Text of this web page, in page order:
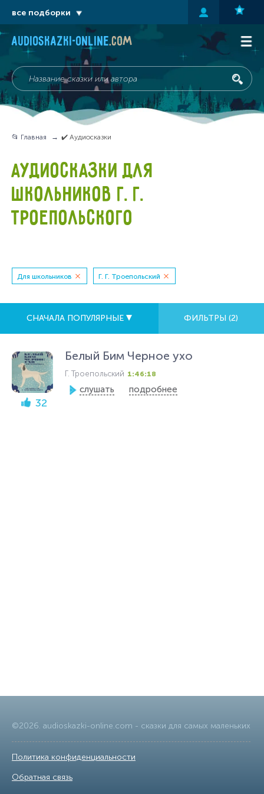
audioskazki-online.com
📂 Главная ✔️ Аудиосказки
АУДИОСКАЗКИ ДЛЯ
ШКОЛЬНИКОВ Г. Г.
ТРОЕПОЛЬСКОГО
Для школьников Г. Г. Троепольский
СНАЧАЛА ПОПУЛЯРНЫЕ ФИЛЬТРЫ (2)
32
Белый Бим Черное ухо
Г. Троепольский 1:46:18
слушать подробнее
©2026. audioskazki-online.com - сказки для самых маленьких
Политика конфиденциальности
Обратная связь
все подборки